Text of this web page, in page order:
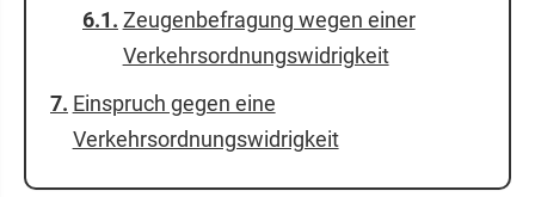
Zeugenbefragung wegen einer
Verkehrsordnungswidrigkeit
Einspruch gegen eine
Verkehrsordnungswidrigkeit